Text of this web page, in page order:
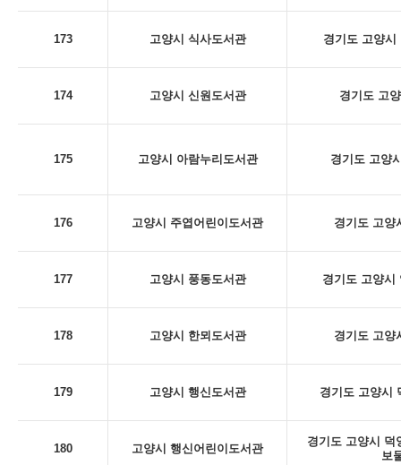
173 고양시 식사도서관 경기도 고양시
174 고양시 신원도서관 경기도 고
175 고양시 아람누리도서관 경기도 고양
176 고양시 주엽어린이도서관 경기도 고양
177 고양시 풍동도서관 경기도 고양시
178 고양시 한뫼도서관 경기도 고양
179 고양시 행신도서관 경기도 고양시
180 고양시 행신어린이도서관
경기도 고양시 덕
보